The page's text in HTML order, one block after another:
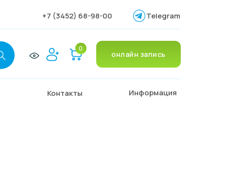
+7 (3452) 68-98-00
онлайн запись
Контакты Информация
0
Telegram